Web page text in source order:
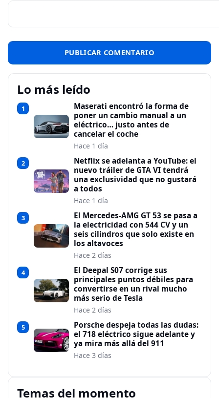
Lo más leído
1
Maserati encontró la forma de
poner un cambio manual a un
eléctrico… justo antes de
cancelar el coche
Hace 1 día
2
Netflix se adelanta a YouTube: el
nuevo tráiler de GTA VI tendrá
una exclusividad que no gustará
a todos
Hace 1 día
3
El Mercedes-AMG GT 53 se pasa a
la electricidad con 544 CV y un
seis cilindros que solo existe en
los altavoces
Hace 2 días
4
El Deepal S07 corrige sus
principales puntos débiles para
convertirse en un rival mucho
más serio de Tesla
Hace 2 días
5
Porsche despeja todas las dudas:
el 718 eléctrico sigue adelante y
ya mira más allá del 911
Hace 3 días
Temas del momento